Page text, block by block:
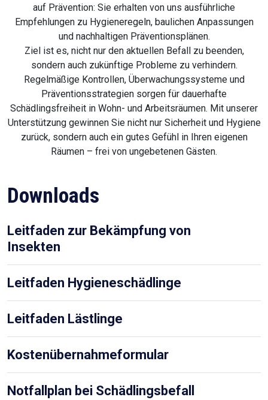
auf Prävention: Sie erhalten von uns ausführliche
Empfehlungen zu Hygieneregeln, baulichen Anpassungen
und nachhaltigen Präventionsplänen.
Ziel ist es, nicht nur den aktuellen Befall zu beenden,
sondern auch zukünftige Probleme zu verhindern.
Regelmäßige Kontrollen, Überwachungssysteme und
Präventionsstrategien sorgen für dauerhafte
Schädlingsfreiheit in Wohn- und Arbeitsräumen. Mit unserer
Unterstützung gewinnen Sie nicht nur Sicherheit und Hygiene
zurück, sondern auch ein gutes Gefühl in Ihren eigenen
Räumen – frei von ungebetenen Gästen.
Downloads
Leitfaden zur Bekämpfung von
Insekten
Leitfaden Hygieneschädlinge
Leitfaden Lästlinge
Kostenübernahmeformular
Notfallplan bei Schädlingsbefall